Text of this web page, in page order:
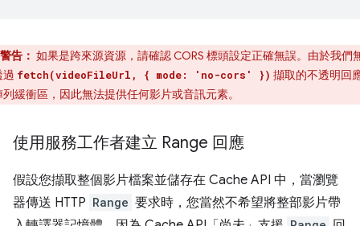
警告： 如果是跨來源資源，請確認 CORS 標頭設定正確無誤。由於我們
過 fetch(videoFileUrl, { mode: 'no-cors' }) 擷取的不透明回
緩衝區，因此無法提供任何影片或音訊元素。
使用服務工作者建立 Range 回應
假設您擷取整個影片檔案並儲存在 Cache API 中，當瀏覽
器傳送 HTTP Range 要求時，您當然不希望將整部影片帶